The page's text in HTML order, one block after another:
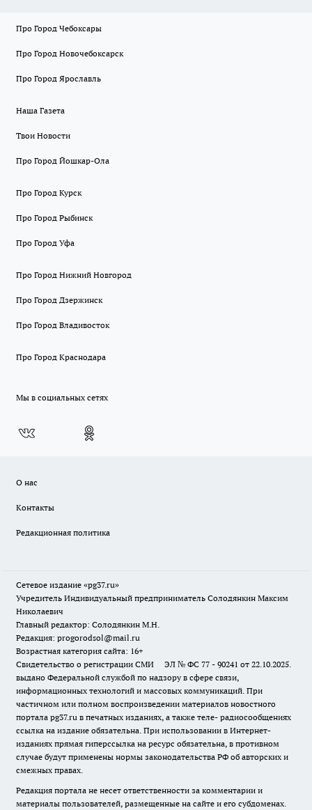
Про Город Чебоксары
Про Город Новочебоксарск
Про Город Ярославль
Наша Газета
Твои Новости
Про Город Йошкар-Ола
Про Город Курск
Про Город Рыбинск
Про Город Уфа
Про Город Нижний Новгород
Про Город Дзержинск
Про Город Владивосток
Про Город Краснодара
Мы в социальных сетях
О нас
Контакты
Редакционная политика
Сетевое издание «pg37.ru»
Учредитель Индивидуальный предприниматель Солодянкин Максим
Николаевич
Главный редактор: Солодянкин М.Н.
Редакция: progorodsol@mail.ru
Возрастная категория сайта: 16+
Свидетельство о регистрации СМИ ЭЛ № ФС 77 - 90241 от 22.10.2025.
выдано Федеральной службой по надзору в сфере связи,
информационных технологий и массовых коммуникаций. При
частичном или полном воспроизведении материалов новостного
портала pg37.ru в печатных изданиях, а также теле- радиосообщениях
ссылка на издание обязательна. При использовании в Интернет-
изданиях прямая гиперссылка на ресурс обязательна, в противном
случае будут применены нормы законодательства РФ об авторских и
смежных правах.
Редакция портала не несет ответственности за комментарии и
материалы пользователей, размещенные на сайте и его субдоменах.